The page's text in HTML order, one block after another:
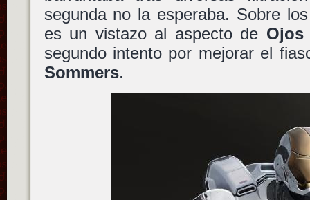
segunda no la esperaba. Sobre
es un vistazo al aspecto de Ojos
segundo intento por mejorar el
Sommers.